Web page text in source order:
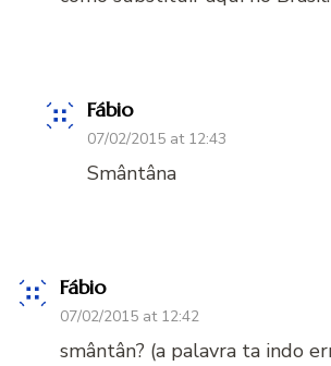
Fábio
07/02/2015 at 12:43
Smântâna
Fábio
07/02/2015 at 12:42
smântân? (a palavra ta indo